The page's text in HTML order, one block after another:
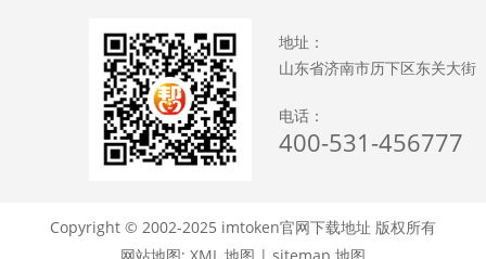
地址：
山东省济南市历下区东关大街
电话：
400-531-456777
Copyright © 2002-2025 imtoken官网下载地址 版权所有